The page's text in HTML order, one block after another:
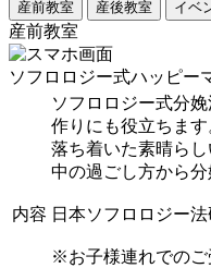
産前教室 産後教室 イベ
産前教室
ソフロロジー式ハッピー
内容
ソフロロジー式分
作りにも役立ちます
落ち着いた素晴ら
中の過ごし方から分
日本ソフロロジー
※お子様連れでのご